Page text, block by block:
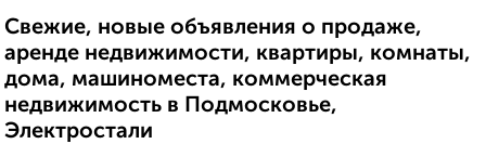
Свежие, новые объявления о продаже,
аренде недвижимости, квартиры, комнаты,
дома, машиноместа, коммерческая
недвижимость в Подмосковье,
Электростали